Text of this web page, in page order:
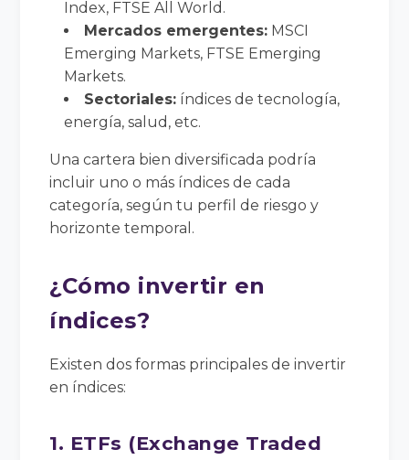
Index, FTSE All World.
Mercados emergentes: MSCI
Emerging Markets, FTSE Emerging
Markets.
Sectoriales: índices de tecnología,
energía, salud, etc.
Una cartera bien diversificada podría
incluir uno o más índices de cada
categoría, según tu perfil de riesgo y
horizonte temporal.
¿Cómo invertir en
índices?
Existen dos formas principales de invertir
en índices:
1. ETFs (Exchange Traded